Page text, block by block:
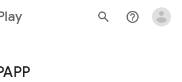
Play search help_outline